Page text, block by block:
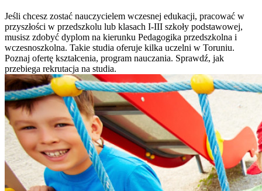
Jeśli chcesz zostać nauczycielem wczesnej edukacji, pracować w
przyszłości w przedszkolu lub klasach I-III szkoły podstawowej,
musisz zdobyć dyplom na kierunku Pedagogika przedszkolna i
wczesnoszkolna. Takie studia oferuje kilka uczelni w Toruniu.
Poznaj ofertę kształcenia, program nauczania. Sprawdź, jak
przebiega rekrutacja na studia.